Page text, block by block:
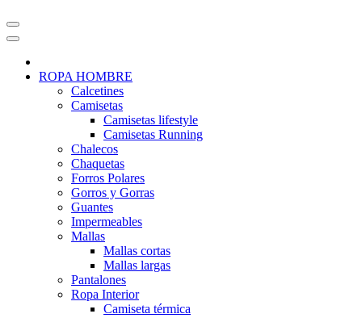
ROPA HOMBRE
Calcetines
Camisetas
Camisetas lifestyle
Camisetas Running
Chalecos
Chaquetas
Forros Polares
Gorros y Gorras
Guantes
Impermeables
Mallas
Mallas cortas
Mallas largas
Pantalones
Ropa Interior
Camiseta térmica